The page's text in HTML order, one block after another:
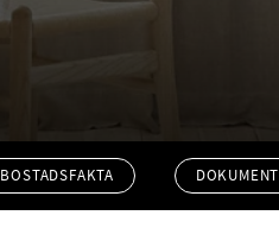
BOSTADSFAKTA DOKUMENT